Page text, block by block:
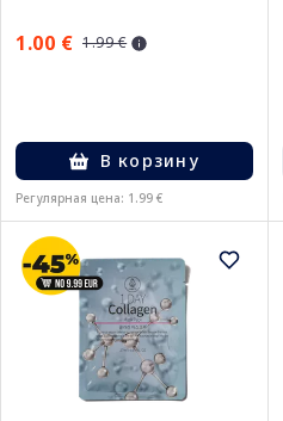
1.00 € 1.99 €
В корзину
Регулярная цена: 1.99 €